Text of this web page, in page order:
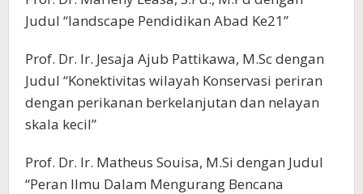
Judul “landscape Pendidikan Abad Ke21”
Prof. Dr. Ir. Jesaja Ajub Pattikawa, M.Sc dengan
Judul “Konektivitas wilayah Konservasi periran
dengan perikanan berkelanjutan dan nelayan
skala kecil”
Prof. Dr. Ir. Matheus Souisa, M.Si dengan Judul
“Peran Ilmu Dalam Mengurang Bencana